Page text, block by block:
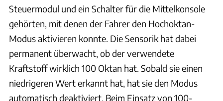
Steuermodul und ein Schalter für die Mittelkonsole
gehörten, mit denen der Fahrer den Hochoktan-
Modus aktivieren konnte. Die Sensorik hat dabei
permanent überwacht, ob der verwendete
Kraftstoff wirklich 100 Oktan hat. Sobald sie einen
niedrigeren Wert erkannt hat, hat sie den Modus
automatisch deaktiviert. Beim Einsatz von 100-